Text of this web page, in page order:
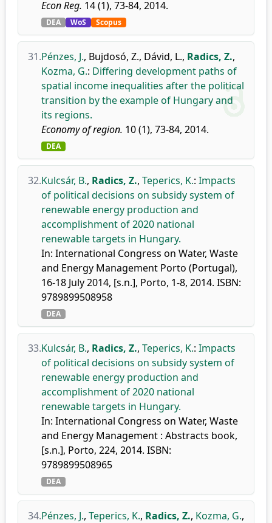
Econ Reg. 14 (1), 73-84, 2014.
DEA WoS Scopus
31.Pénzes, J., Bujdosó, Z., Dávid, L., Radics, Z.,
Kozma, G.: Differing development paths of
spatial income inequalities after the political
transition by the example of Hungary and
its regions.
Economy of region. 10 (1), 73-84, 2014.
DEA
32.Kulcsár, B., Radics, Z., Teperics, K.: Impacts
of political decisions on subsidy system of
renewable energy production and
accomplishment of 2020 national
renewable targets in Hungary.
In: International Congress on Water, Waste
and Energy Management Porto (Portugal),
16-18 July 2014, [s.n.], Porto, 1-8, 2014. ISBN:
9789899508958
DEA
33.Kulcsár, B., Radics, Z., Teperics, K.: Impacts
of political decisions on subsidy system of
renewable energy production and
accomplishment of 2020 national
renewable targets in Hungary.
In: International Congress on Water, Waste
and Energy Management : Abstracts book,
[s.n.], Porto, 224, 2014. ISBN:
9789899508965
DEA
34.Pénzes, J., Teperics, K., Radics, Z., Kozma, G.,